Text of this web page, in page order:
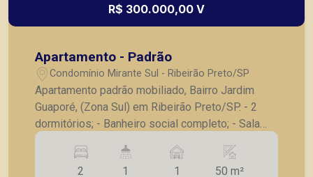
R$ 300.000,00 V
Apartamento - Padrão
Condomínio Mirante Sul - Ribeirão Preto/SP
Apartamento padrão mobiliado, Bairro Jardim
Guaporé, (Zona Sul) em Ribeirão Preto/SP. - 2
dormitórios; - Banheiro social completo; - Sala
para 02 ambientes; - Cozinha planejada; -
Lavanderia; - 1 vaga de garagem; - Acompanha
apartamento mobiliado: TV LG NanoCell 50 Pol,
2 1 1 50 m²